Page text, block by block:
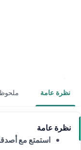
نظرة عامة
نظرة عامة
استمتع مع